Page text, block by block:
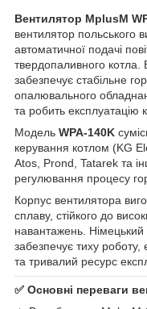
Вентилятор MplusM
вентилятор польського
автоматичної подачі
твердопаливного котла.
забезпечує стабільне
опалювального
та робить
Модель WPA-140K
керування котлом (KG
Atos, Prond, Tatarek та
регулювання процесу
Корпус вентилятора
сплаву, стійкого до
навантажень. Німецький
забезпечує тиху
та тривалий ресурс
✅ Основні переваги